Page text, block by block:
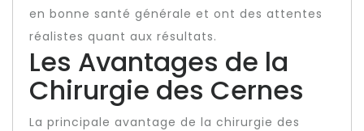
en bonne santé générale et ont des attentes
réalistes quant aux résultats.
Les Avantages de la
Chirurgie des Cernes
La principale avantage de la chirurgie des